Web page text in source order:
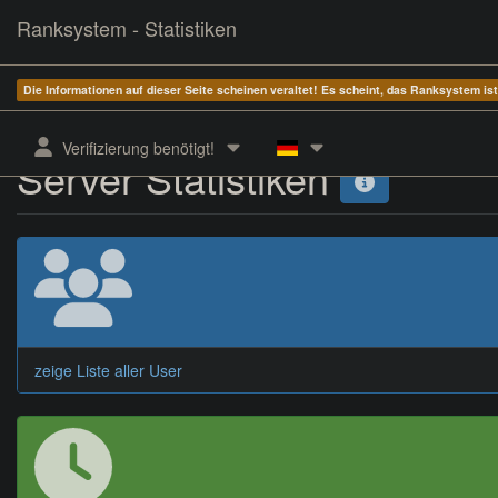
Ranksystem - Statistiken
Die Informationen auf dieser Seite scheinen veraltet! Es scheint, das Ranksystem
Verifizierung benötigt!
Server Statistiken
zeige Liste aller User